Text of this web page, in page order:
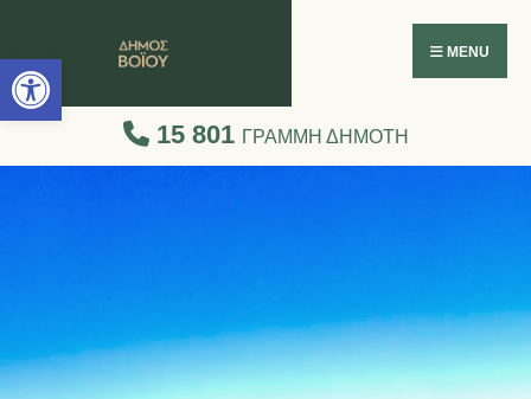
Ανοίξτε τη γραμμή εργαλείων
MENU
15 801 ΓΡΑΜΜΗ ΔΗΜΟΤΗ